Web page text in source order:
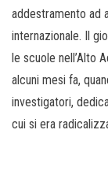
addestramento ad
internazionale. Il
le scuole nell’Alto
alcuni mesi fa,
investigatori,
cui si era